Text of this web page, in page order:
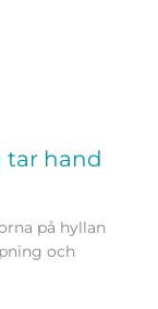
tar hand
på hyllan
och